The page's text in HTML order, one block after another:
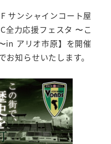
サンシャインコート屋
全力応援フェスタ 〜こ
in アリオ市原】を開催
知らせいたします。